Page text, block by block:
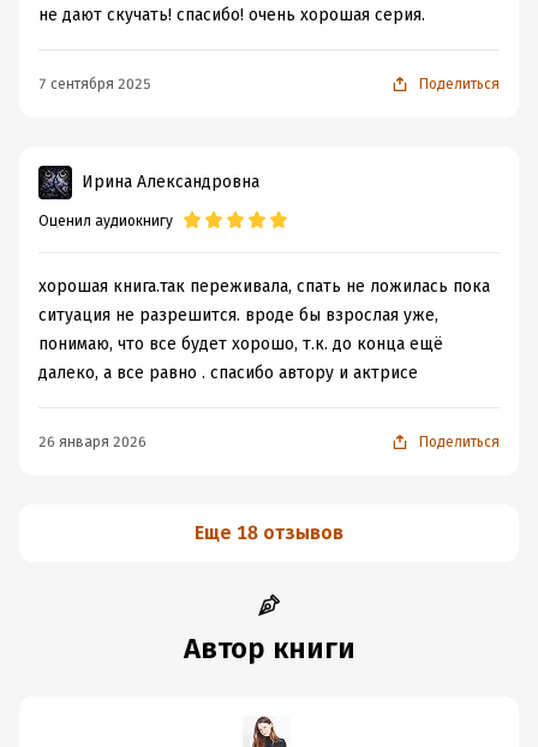
не дают скучать! спасибо! очень хорошая серия.
7 сентября 2025 Поделиться
Ирина Александровна
Оценил аудиокнигу
хорошая книга.так переживала, спать не ложилась пока
ситуация не разрешится. вроде бы взрослая уже,
понимаю, что все будет хорошо, т.к. до конца ещё
далеко, а все равно . спасибо автору и актрисе
26 января 2026 Поделиться
Еще 18 отзывов
Автор книги